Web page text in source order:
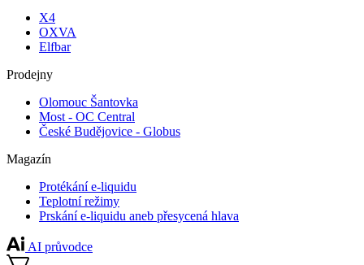
X4
OXVA
Elfbar
Prodejny
Olomouc Šantovka
Most - OC Central
České Budějovice - Globus
Magazín
Protékání e-liquidu
Teplotní režimy
Prskání e-liquidu aneb přesycená hlava
AI průvodce